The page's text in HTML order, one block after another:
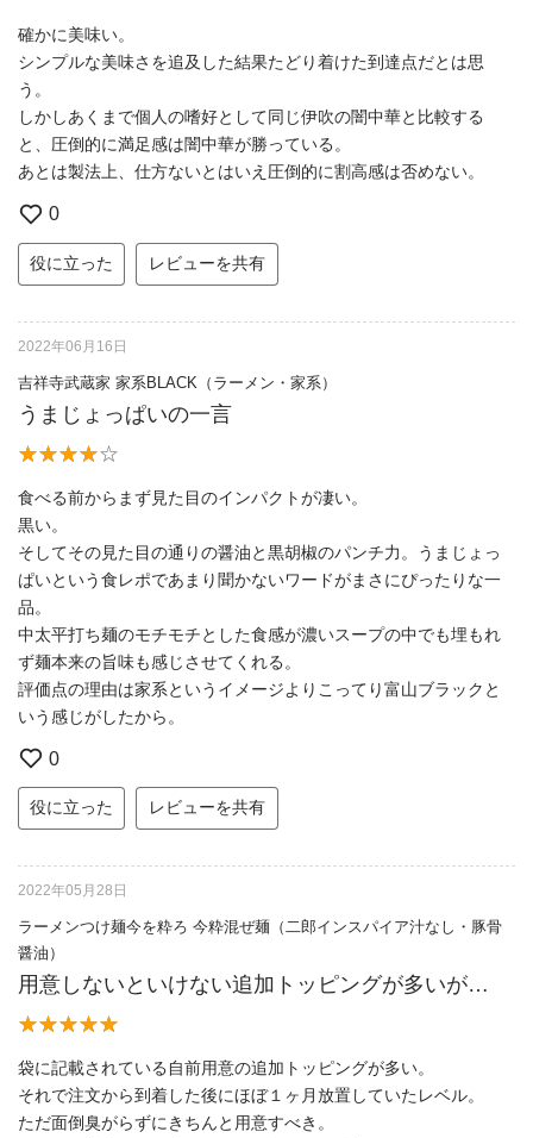
確かに美味い。
シンプルな美味さを追及した結果たどり着けた到達点だとは思
う。
しかしあくまで個人の嗜好として同じ伊吹の闇中華と比較する
と、圧倒的に満足感は闇中華が勝っている。
あとは製法上、仕方ないとはいえ圧倒的に割高感は否めない。
0
役に立った レビューを共有
2022年06月16日
吉祥寺武蔵家 家系BLACK（ラーメン・家系）
うまじょっぱいの一言
食べる前からまず見た目のインパクトが凄い。
黒い。
そしてその見た目の通りの醤油と黒胡椒のパンチ力。うまじょっ
ぱいという食レポであまり聞かないワードがまさにぴったりな一
品。
中太平打ち麺のモチモチとした食感が濃いスープの中でも埋もれ
ず麺本来の旨味も感じさせてくれる。
評価点の理由は家系というイメージよりこってり富山ブラックと
いう感じがしたから。
0
役に立った レビューを共有
2022年05月28日
ラーメンつけ麺今を粋ろ 今粋混ぜ麺（二郎インスパイア汁なし・豚骨
醤油）
用意しないといけない追加トッピングが多いが…
袋に記載されている自前用意の追加トッピングが多い。
それで注文から到着した後にほぼ１ヶ月放置していたレベル。
ただ面倒臭がらずにきちんと用意すべき。